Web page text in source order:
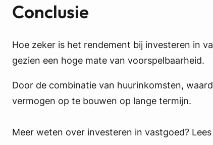
Conclusie
Hoe zeker is het rendement bij investeren in
gezien een hoge mate van voorspelbaarheid.
Door de combinatie van huurinkomsten,
vermogen op te bouwen op lange termijn.
Meer weten over investeren in vastgoed?